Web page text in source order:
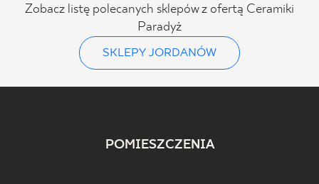
Zobacz listę polecanych sklepów z ofertą Ceramiki
Paradyż
SKLEPY JORDANÓW
POMIESZCZENIA